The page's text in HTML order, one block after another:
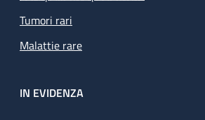
Tumori rari
Malattie rare
IN EVIDENZA